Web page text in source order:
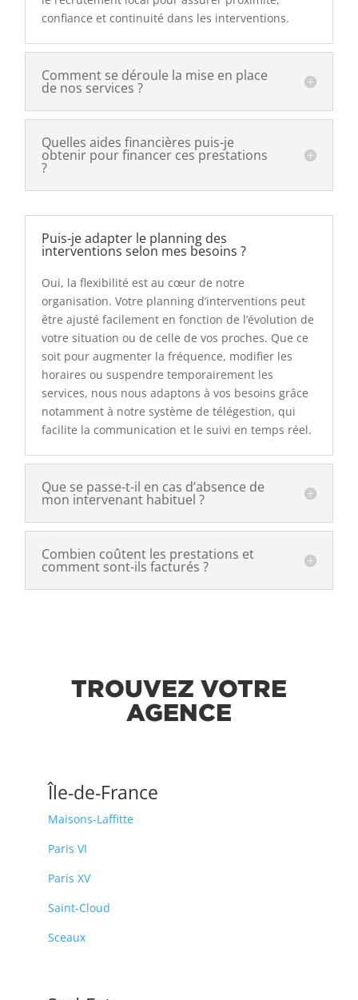
confiance et continuité dans les interventions.
Comment se déroule la mise en place
de nos services ?
Quelles aides financières puis-je
obtenir pour financer ces prestations
?
Puis-je adapter le planning des
interventions selon mes besoins ?
Oui, la flexibilité est au cœur de notre
organisation. Votre planning d’interventions peut
être ajusté facilement en fonction de l’évolution de
votre situation ou de celle de vos proches. Que ce
soit pour augmenter la fréquence, modifier les
horaires ou suspendre temporairement les
services, nous nous adaptons à vos besoins grâce
notamment à notre système de télégestion, qui
facilite la communication et le suivi en temps réel.
Que se passe-t-il en cas d’absence de
mon intervenant habituel ?
Combien coûtent les prestations et
comment sont-ils facturés ?
TROUVEZ VOTRE
AGENCE
Île-de-France
Maisons-Laffitte
Paris VI
Paris XV
Saint-Cloud
Sceaux